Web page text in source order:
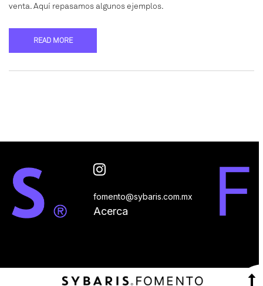
venta. Aquí repasamos algunos ejemplos.
READ MORE
fomento@sybaris.com.mx
Acerca